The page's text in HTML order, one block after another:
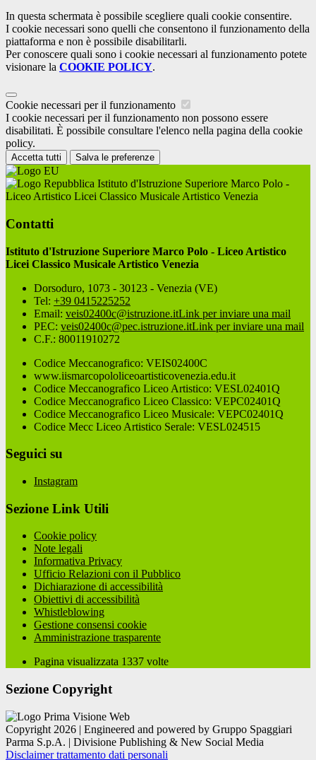
In questa schermata è possibile scegliere quali cookie consentire.
I cookie necessari sono quelli che consentono il funzionamento della
piattaforma e non è possibile disabilitarli.
Per conoscere quali sono i cookie necessari al funzionamento potete
visionare la COOKIE POLICY.
Cookie necessari per il funzionamento
I cookie necessari per il funzionamento non possono essere
disabilitati. È possibile consultare l'elenco nella pagina della cookie
policy.
Accetta tutti Salva le preferenze
Istituto d'Istruzione Superiore Marco Polo -
Liceo Artistico Licei Classico Musicale Artistico Venezia
Contatti
Istituto d'Istruzione Superiore Marco Polo - Liceo Artistico
Licei Classico Musicale Artistico Venezia
Dorsoduro, 1073 - 30123 - Venezia (VE)
Tel: +39 0415225252
Email: veis02400c@istruzione.itLink per inviare una mail
PEC: veis02400c@pec.istruzione.itLink per inviare una mail
C.F.: 80011910272
Codice Meccanografico: VEIS02400C
www.iismarcopololiceoartisticovenezia.edu.it
Codice Meccanografico Liceo Artistico: VESL02401Q
Codice Meccanografico Liceo Classico: VEPC02401Q
Codice Meccanografico Liceo Musicale: VEPC02401Q
Codice Mecc Liceo Artistico Serale: VESL024515
Seguici su
Instagram
Sezione Link Utili
Cookie policy
Note legali
Informativa Privacy
Ufficio Relazioni con il Pubblico
Dichiarazione di accessibilità
Obiettivi di accessibilità
Whistleblowing
Gestione consensi cookie
Amministrazione trasparente
Pagina visualizzata 1337 volte
Sezione Copyright
Copyright 2026 | Engineered and powered by Gruppo Spaggiari
Parma S.p.A. | Divisione Publishing & New Social Media
Disclaimer trattamento dati personali